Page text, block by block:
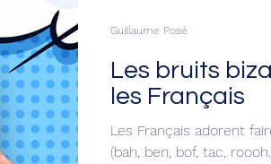
Les bruits
les Français
Les Français adorent
(bah, ben, bof, tac,
Guillaume Posé